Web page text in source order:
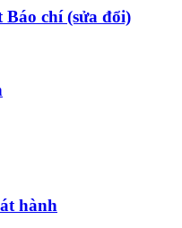
chí (sửa đổi)
hành